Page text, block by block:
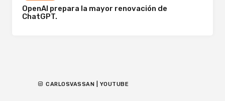
OpenAI prepara la mayor renovación de
ChatGPT.
CARLOSVASSAN | YOUTUBE